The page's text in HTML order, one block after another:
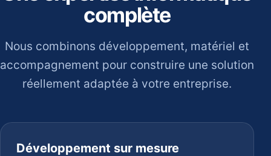
complète
Nous combinons développement, matériel et
accompagnement pour construire une solution
réellement adaptée à votre entreprise.
Développement sur mesure